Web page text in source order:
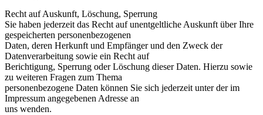
Recht auf Auskunft, Löschung, Sperrung
Sie haben jederzeit das Recht auf unentgeltliche Auskunft über Ihre
gespeicherten personenbezogenen
Daten, deren Herkunft und Empfänger und den Zweck der
Datenverarbeitung sowie ein Recht auf
Berichtigung, Sperrung oder Löschung dieser Daten. Hierzu sowie
zu weiteren Fragen zum Thema
personenbezogene Daten können Sie sich jederzeit unter der im
Impressum angegebenen Adresse an
uns wenden.